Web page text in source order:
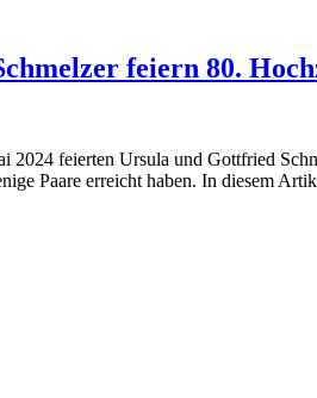
feiern 80.
feierten Ursula und Gottfried
Paare erreicht haben. In diesem